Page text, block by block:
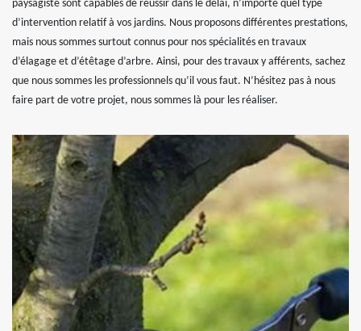
paysagiste sont capables de réussir dans le délai, n’importe quel type
d’intervention relatif à vos jardins. Nous proposons différentes prestations,
mais nous sommes surtout connus pour nos spécialités en travaux
d’élagage et d’étêtage d’arbre. Ainsi, pour des travaux y afférents, sachez
que nous sommes les professionnels qu’il vous faut. N’hésitez pas à nous
faire part de votre projet, nous sommes là pour les réaliser.